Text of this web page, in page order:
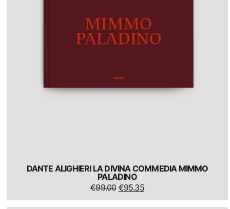
DANTE ALIGHIERI LA DIVINA COMMEDIA MIMMO
PALADINO
€99.00 IL
PREZZO
ORIGINALE
€95.35IL
PREZZO
ATTUALE